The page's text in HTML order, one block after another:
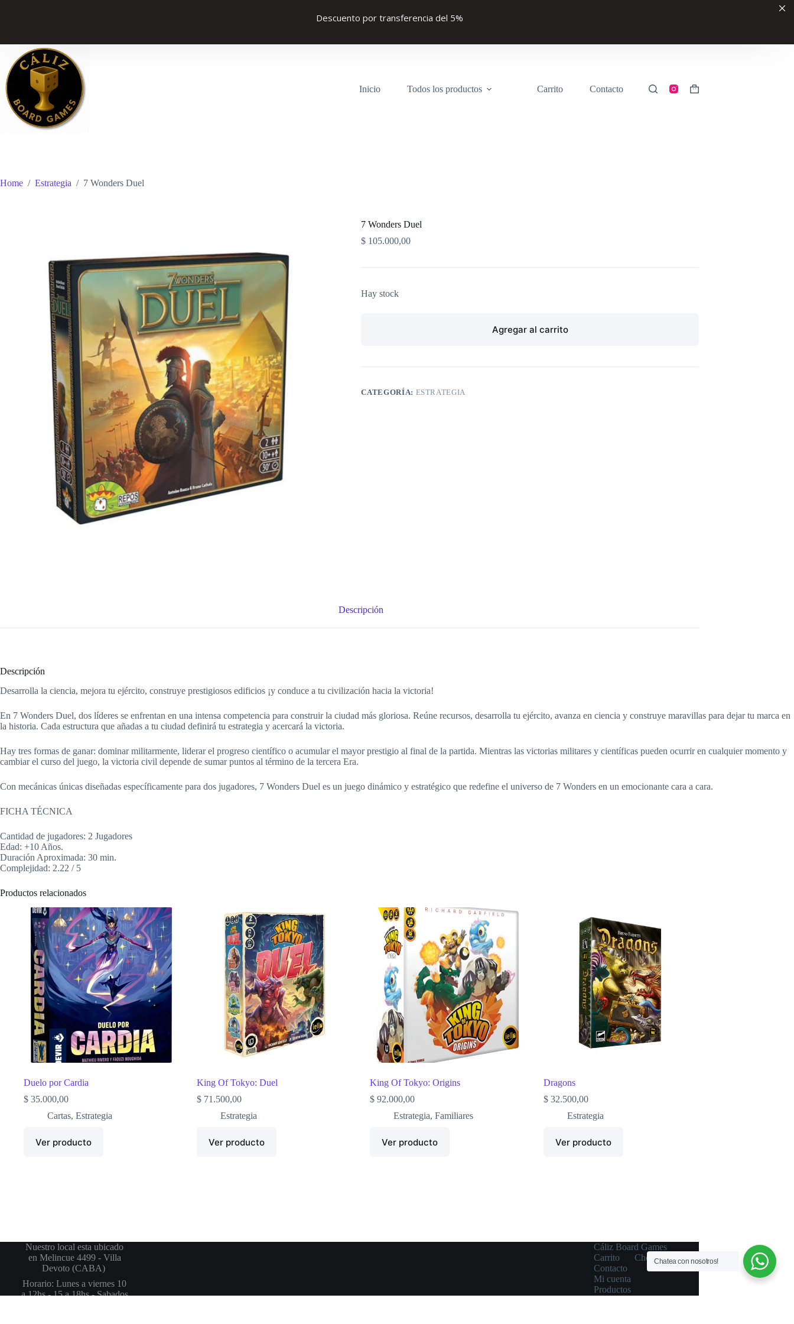
Descuento por transferencia del 5%
content
Inicio
Todos los productos Carrito Contacto
Shopping
Home / Estrategia / 7 Wonders Duel
7 Wonders Duel
$ 105.000,00
Hay stock
Agregar al carrito
CATEGORÍA: ESTRATEGIA
Descripción
Descripción
Desarrolla la ciencia, mejora tu ejército, construye prestigiosos edificios ¡y conduce a tu civilización hacia la victoria!
En 7 Wonders Duel, dos líderes se enfrentan en una intensa competencia para construir la ciudad más gloriosa. Reúne recursos, desarrolla tu ejército, avanza en ciencia y construye maravillas para dejar tu marca en
la historia. Cada estructura que añadas a tu ciudad definirá tu estrategia y acercará la victoria.
Hay tres formas de ganar: dominar militarmente, liderar el progreso científico o acumular el mayor prestigio al final de la partida. Mientras las victorias militares y científicas pueden ocurrir en cualquier momento y
cambiar el curso del juego, la victoria civil depende de sumar puntos al término de la tercera Era.
Con mecánicas únicas diseñadas específicamente para dos jugadores, 7 Wonders Duel es un juego dinámico y estratégico que redefine el universo de 7 Wonders en un emocionante cara a cara.
FICHA TÉCNICA
Cantidad de jugadores: 2 Jugadores
Edad: +10 Años.
Duración Aproximada: 30 min.
Complejidad: 2.22 / 5
Productos relacionados
Duelo por Cardia
$ 35.000,00
Cartas, Estrategia
Ver producto
King Of Tokyo: Duel
$ 71.500,00
Estrategia
Ver producto
King Of Tokyo: Origins
$ 92.000,00
Estrategia,Familiares
Ver producto
Dragons
$32.500,00
Estrategia
Ver producto
Nuestro local esta ubicado
en Melincue 4499 - Villa
Devoto (CABA)
Horario: Lunes a viernes 10
a 12hs - 15 a 18hs - Sabados
Cáliz Board Games
Carrito
Checkout
Contacto
Mi cuenta
Productos
Chatea con nosotros!